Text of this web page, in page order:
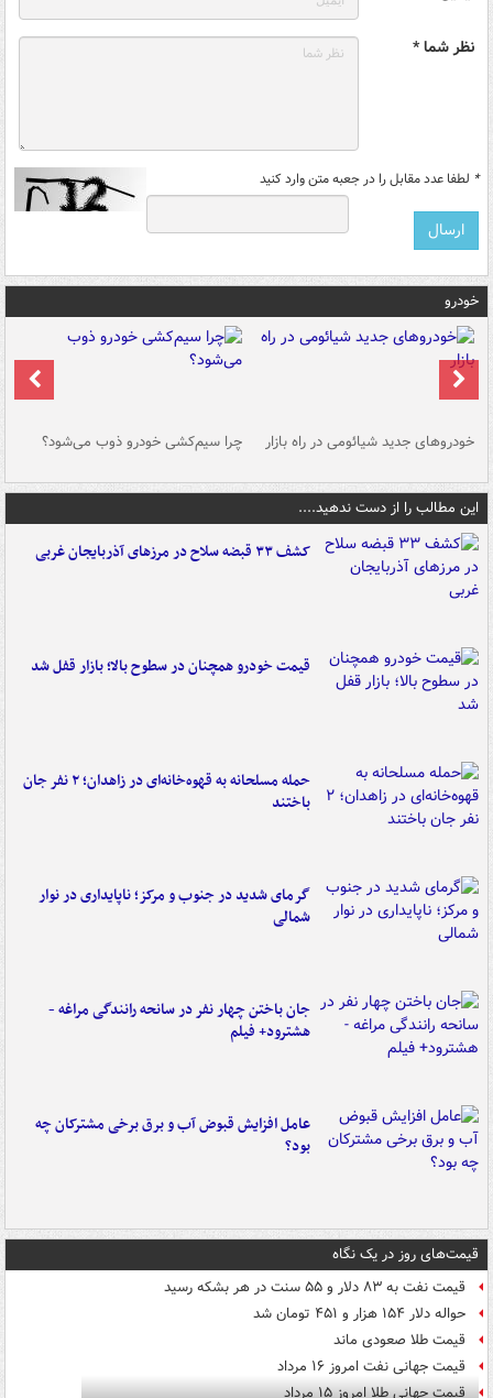
نظر شما *
* لطفا عدد مقابل را در جعبه متن وارد کنید
خودرو
خودروهای جدید شیائومی در راه بازار چرا سیم‌کشی خودرو ذوب می‌شود؟
این مطالب را از دست ندهید....
کشف ۳۳ قبضه سلاح در مرزهای آذربایجان غربی
قیمت خودرو همچنان در سطوح بالا؛ بازار قفل شد
حمله مسلحانه به قهوه‌خانه‌ای در زاهدان؛ ۲ نفر جان
باختند
گرمای شدید در جنوب و مرکز؛ ناپایداری در نوار
شمالی
جان باختن چهار نفر در سانحه رانندگی مراغه -
هشترود+ فیلم
عامل افزایش قبوض آب و برق برخی مشترکان چه
بود؟
قیمت‌های روز در یک نگاه
قیمت نفت به ۸۳ دلار و ۵۵ سنت در هر بشکه رسید
حواله دلار ۱۵۴ هزار و ۴۵۱ تومان شد
قیمت طلا صعودی ماند
قیمت جهانی نفت امروز ۱۶ مرداد
قیمت جهانی طلا امروز ۱۵ مرداد